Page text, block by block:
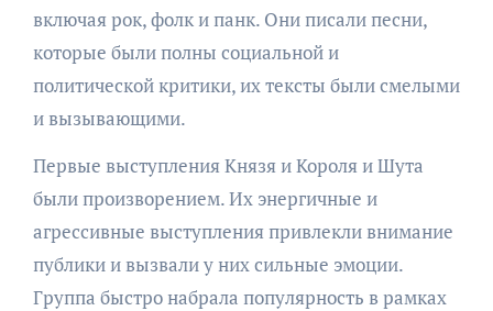
включая рок, фолк и панк. Они писали песни,
которые были полны социальной и
политической критики, их тексты были смелыми
и вызывающими.
Первые выступления Князя и Короля и Шута
были произворением. Их энергичные и
агрессивные выступления привлекли внимание
публики и вызвали у них сильные эмоции.
Группа быстро набрала популярность в рамках